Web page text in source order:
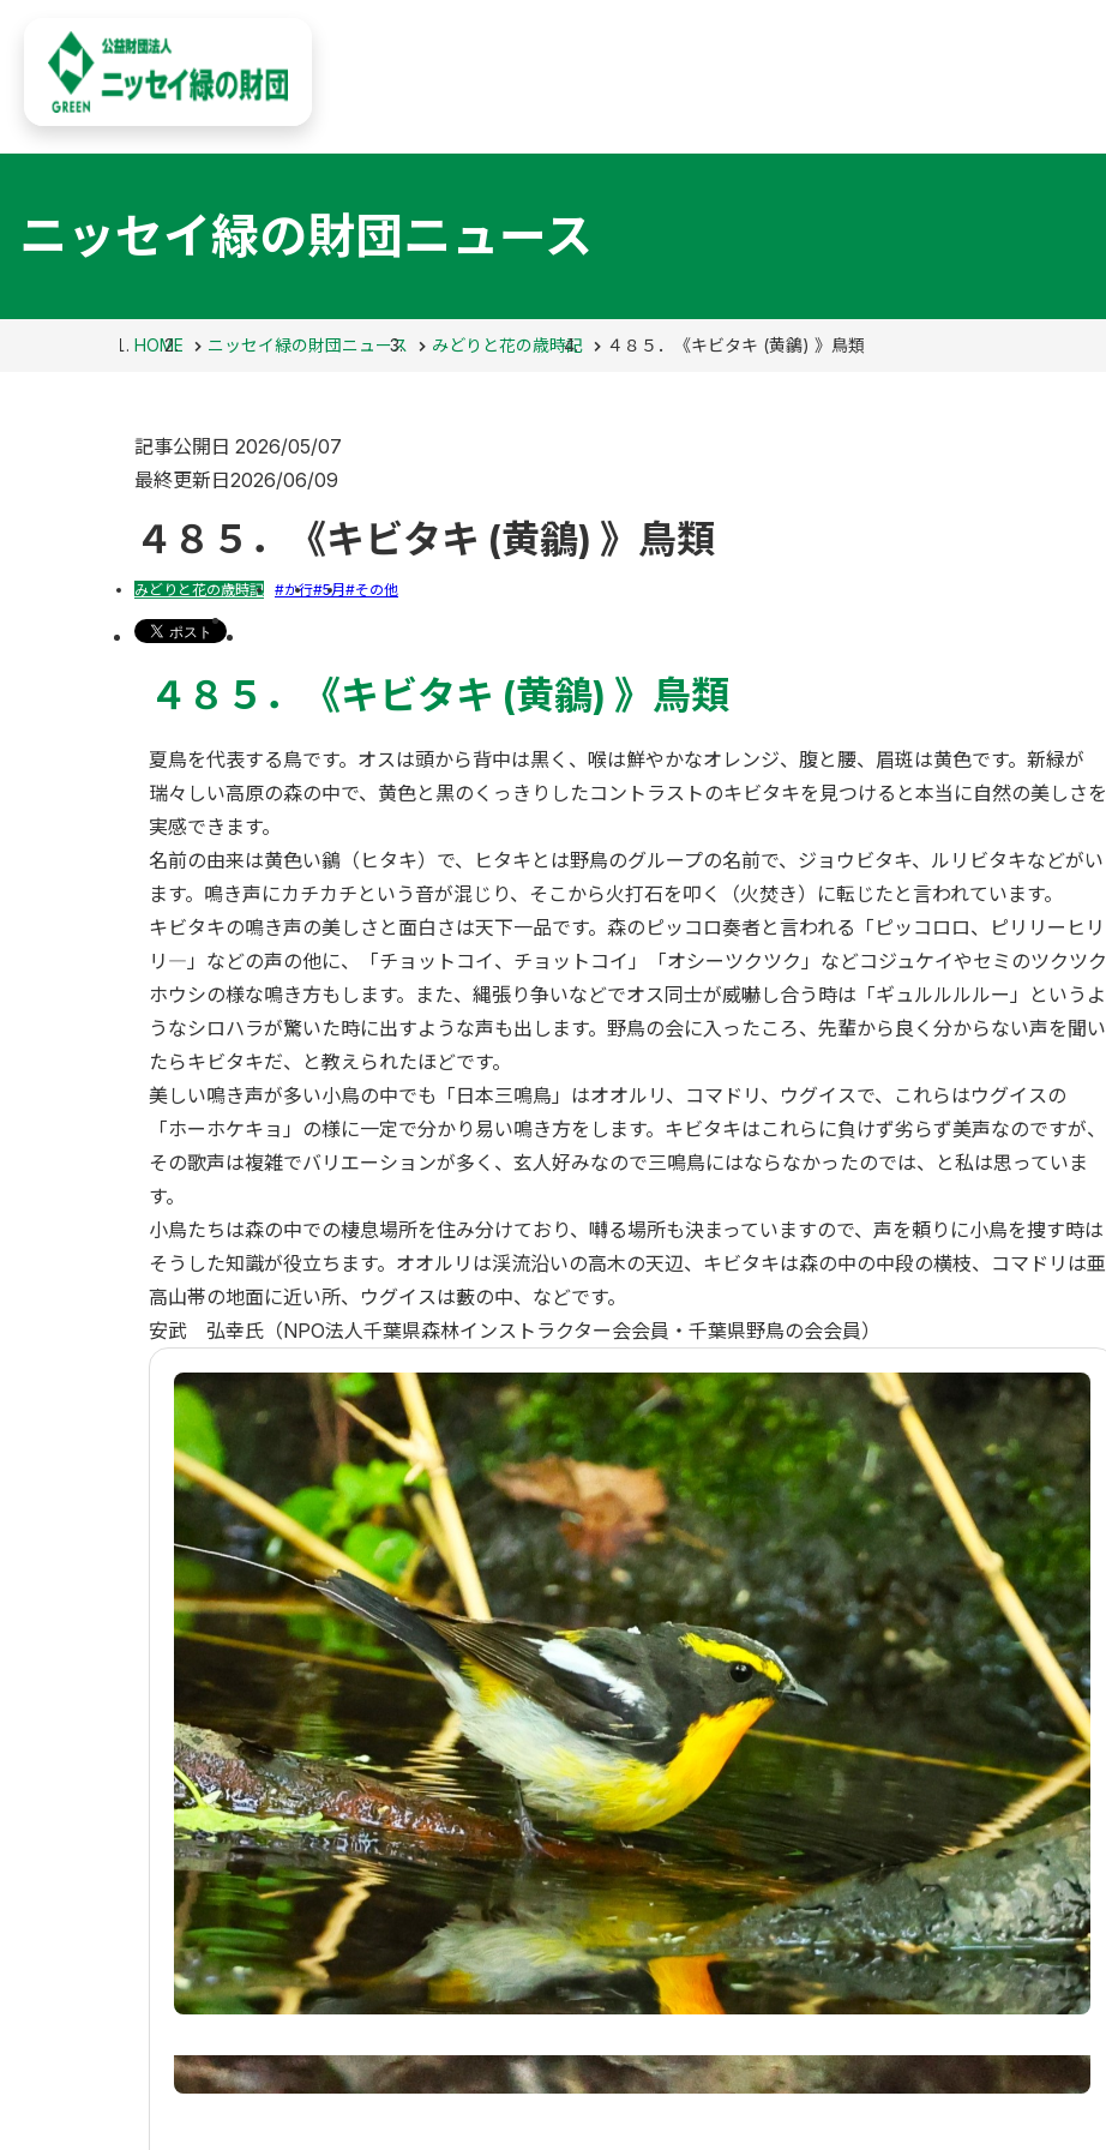
ニッセイ緑の財団ニュース
HOME ニッセイ緑の財団ニュース みどりと花の歳時記 ４８５．《キビタキ (黄鶲) 》鳥類
記事公開日 2026/05/07
最終更新日2026/06/09
４８５．《キビタキ (黄鶲) 》鳥類
みどりと花の歳時記 か行 5月 その他
４８５．《キビタキ (黄鶲) 》鳥類
夏鳥を代表する鳥です。オスは頭から背中は黒く、喉は鮮やかなオレンジ、腹と腰、眉斑は黄色です。新緑が
瑞々しい高原の森の中で、黄色と黒のくっきりしたコントラストのキビタキを見つけると本当に自然の美しさを
実感できます。
名前の由来は黄色い鶲（ヒタキ）で、ヒタキとは野鳥のグループの名前で、ジョウビタキ、ルリビタキなどがい
ます。鳴き声にカチカチという音が混じり、そこから火打石を叩く（火焚き）に転じたと言われています。
キビタキの鳴き声の美しさと面白さは天下一品です。森のピッコロ奏者と言われる「ピッコロロ、ピリリーヒリ
リ―」などの声の他に、「チョットコイ、チョットコイ」「オシーツクツク」などコジュケイやセミのツクツク
ホウシの様な鳴き方もします。また、縄張り争いなどでオス同士が威嚇し合う時は「ギュルルルルー」というよ
うなシロハラが驚いた時に出すような声も出します。野鳥の会に入ったころ、先輩から良く分からない声を聞い
たらキビタキだ、と教えられたほどです。
美しい鳴き声が多い小鳥の中でも「日本三鳴鳥」はオオルリ、コマドリ、ウグイスで、これらはウグイスの
「ホーホケキョ」の様に一定で分かり易い鳴き方をします。キビタキはこれらに負けず劣らず美声なのですが、
その歌声は複雑でバリエーションが多く、玄人好みなので三鳴鳥にはならなかったのでは、と私は思っていま
す。
小鳥たちは森の中での棲息場所を住み分けており、囀る場所も決まっていますので、声を頼りに小鳥を捜す時は
そうした知識が役立ちます。オオルリは渓流沿いの高木の天辺、キビタキは森の中の中段の横枝、コマドリは亜
高山帯の地面に近い所、ウグイスは藪の中、などです。
安武 弘幸氏（NPO法人千葉県森林インストラクター会会員・千葉県野鳥の会会員）